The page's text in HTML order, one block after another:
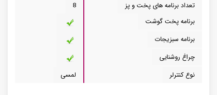
تعداد برنامه های پخت و پز
8
برنامه پخت گوشت
برنامه سبزیجات
چراغ روشنایی
نوع کنترلر
لمسی